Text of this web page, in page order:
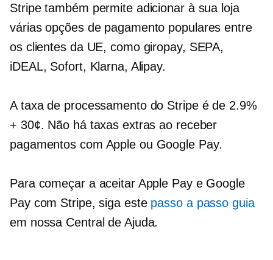
Stripe também permite adicionar à sua loja
várias opções de pagamento populares entre
os clientes da UE, como giropay, SEPA,
iDEAL, Sofort, Klarna, Alipay.
A taxa de processamento do Stripe é de 2.9%
+ 30¢. Não há taxas extras ao receber
pagamentos com Apple ou Google Pay.
Para começar a aceitar Apple Pay e Google
Pay com Stripe, siga este passo a passo guia
em nossa Central de Ajuda.